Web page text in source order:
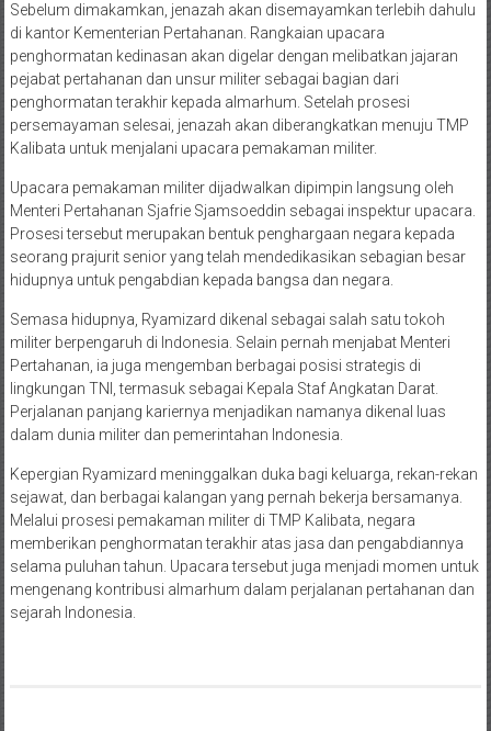
Sebelum dimakamkan, jenazah akan disemayamkan terlebih dahulu
di kantor Kementerian Pertahanan. Rangkaian upacara
penghormatan kedinasan akan digelar dengan melibatkan jajaran
pejabat pertahanan dan unsur militer sebagai bagian dari
penghormatan terakhir kepada almarhum. Setelah prosesi
persemayaman selesai, jenazah akan diberangkatkan menuju TMP
Kalibata untuk menjalani upacara pemakaman militer.
Upacara pemakaman militer dijadwalkan dipimpin langsung oleh
Menteri Pertahanan Sjafrie Sjamsoeddin sebagai inspektur upacara.
Prosesi tersebut merupakan bentuk penghargaan negara kepada
seorang prajurit senior yang telah mendedikasikan sebagian besar
hidupnya untuk pengabdian kepada bangsa dan negara.
Semasa hidupnya, Ryamizard dikenal sebagai salah satu tokoh
militer berpengaruh di Indonesia. Selain pernah menjabat Menteri
Pertahanan, ia juga mengemban berbagai posisi strategis di
lingkungan TNI, termasuk sebagai Kepala Staf Angkatan Darat.
Perjalanan panjang kariernya menjadikan namanya dikenal luas
dalam dunia militer dan pemerintahan Indonesia.
Kepergian Ryamizard meninggalkan duka bagi keluarga, rekan-rekan
sejawat, dan berbagai kalangan yang pernah bekerja bersamanya.
Melalui prosesi pemakaman militer di TMP Kalibata, negara
memberikan penghormatan terakhir atas jasa dan pengabdiannya
selama puluhan tahun. Upacara tersebut juga menjadi momen untuk
mengenang kontribusi almarhum dalam perjalanan pertahanan dan
sejarah Indonesia.